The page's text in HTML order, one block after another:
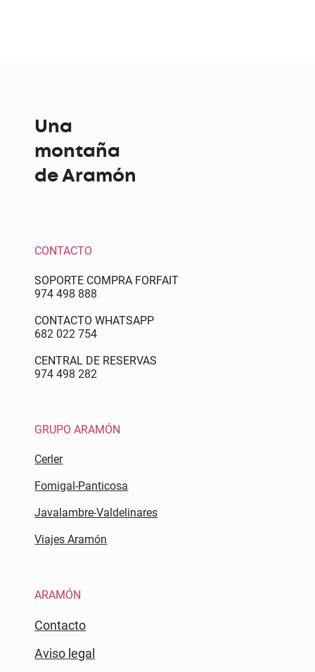
Una
montaña
de Aramón
CONTACTO
SOPORTE COMPRA FORFAIT
974 498 888
CONTACTO WHATSAPP
682 022 754
CENTRAL DE RESERVAS
974 498 282
GRUPO ARAMÓN
Cerler
Fomigal-Panticosa
Javalambre-Valdelinares
Viajes Aramón
ARAMÓN
Contacto
Aviso legal